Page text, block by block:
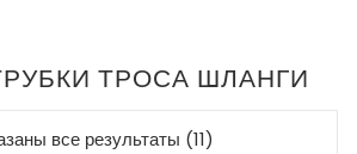
ТРОСА ШЛАНГИ
все результаты (11)